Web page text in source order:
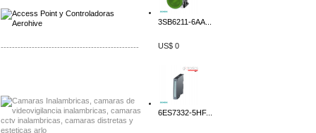
-------------------------------------------------
3SB6211-6AA...
US$ 0
6ES7332-5HF...